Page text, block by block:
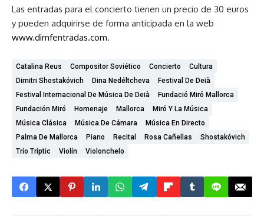
Las entradas para el concierto tienen un precio de 30 euros
y pueden adquirirse de forma anticipada en la web
www.dimfentradas.com.
Catalina Reus Compositor Soviético Concierto
Cultura
Dimitri Shostakóvich
Dina Nedéltcheva
Festival De Deià
Festival Internacional De Música De Deià
Fundació Miró Mallorca
Fundación Miró
Homenaje Mallorca
Miró Y La Música
Música Clásica
Música De Cámara
Música En Directo
Palma De Mallorca
Piano Recital Rosa Cañellas
Shostakóvich
Trío Tríptic
Violín Violonchelo